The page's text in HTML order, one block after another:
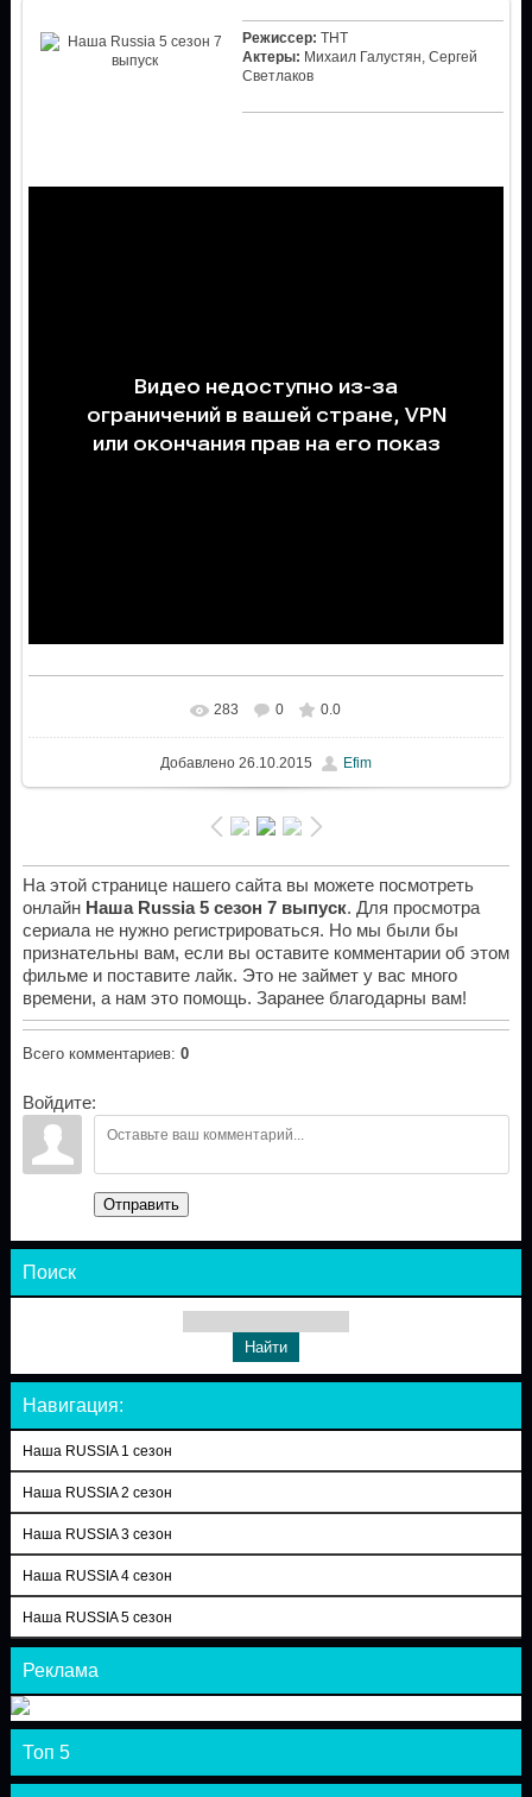
Режиссер: ТНТ
Актеры: Михаил Галустян, Сергей
Светлаков
283 0 0.0
Добавлено26.10.2015 Efim
На этой странице нашего сайта вы можете посмотреть
онлайн Наша Russia 5 сезон 7 выпуск. Для просмотра
сериала не нужно регистрироваться. Но мы были бы
признательны вам, если вы оставите комментарии об этом
фильме и поставите лайк. Это не займет у вас много
времени, а нам это помощь. Заранее благодарны вам!
Всего комментариев: 0
Войдите:
Отправить
Поиск
Навигация:
Наша RUSSIA 1 сезон
Наша RUSSIA 2 сезон
Наша RUSSIA 3 сезон
Наша RUSSIA 4 сезон
Наша RUSSIA 5 сезон
Реклама
Топ 5